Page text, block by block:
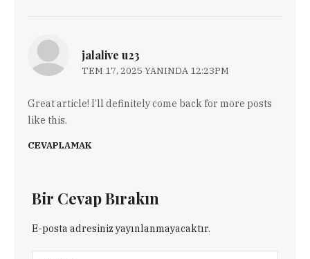
jalalive u23
TEM 17, 2025 YANINDA 12:23PM
Great article! I’ll definitely come back for more posts
like this.
CEVAPLAMAK
Bir Cevap Bırakın
E-posta adresiniz yayınlanmayacaktır.